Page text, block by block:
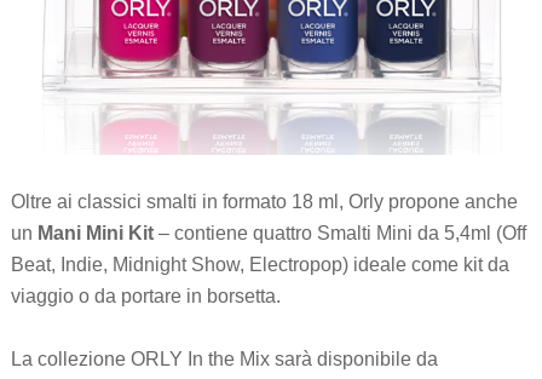
Oltre ai classici smalti in formato 18 ml, Orly propone anche
un Mani Mini Kit– contiene quattro Smalti Mini da 5,4ml (Off
Beat, Indie, Midnight Show, Electropop) ideale come kit da
viaggio o da portare in borsetta.
La collezione ORLY In the Mix sarà disponibile da